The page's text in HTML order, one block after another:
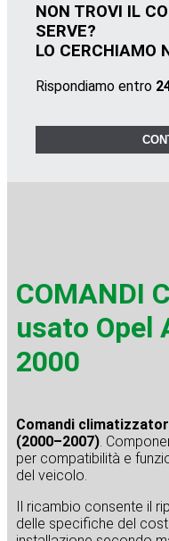
NON TROVI IL
SERVE?
LO CERCHIAMO
Rispondiamo entro
COMANDI
usato Opel
2000
Comandi
(2000–2007).
per compatibilità e
del veicolo.
Il ricambio consente il
delle specifiche del